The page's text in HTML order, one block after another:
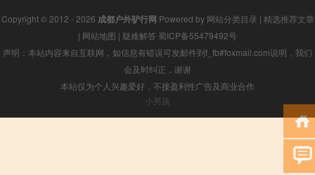
Copyright © 2012 - 2026 成都户外驴行网 Powered by 网站分类目录 | 精选推荐文章
| 网站地图 | 疑难解答 蜀ICP备55479492号
声明：本站内容来自互联网，如信息有错误可发邮件到f_fb#foxmail.com说明，我们
会及时纠正，谢谢
本站仅为个人兴趣爱好，不接盈利性广告及商业合作
小男孩